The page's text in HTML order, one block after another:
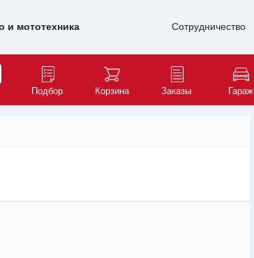
и мототехника Сотрудничество
Подбор Корзина Заказы Гараж